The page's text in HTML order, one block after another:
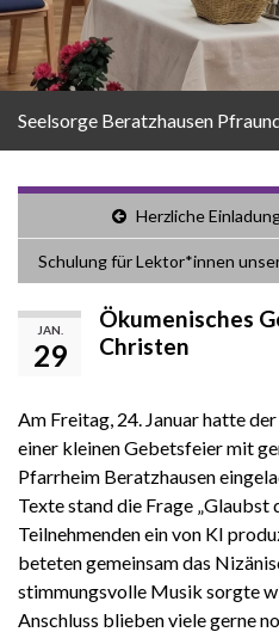
Seelsorge Beratzhausen
Herzliche
Schulung für Lektor*innen
JAN.
29
Ökumenisches
Christen
Am Freitag, 24. Januar hatte
einer kleinen Gebetsfeier mit
Pfarrheim Beratzhausen
Texte stand die Frage „Glaubst
Teilnehmenden ein von KI
beteten gemeinsam das
stimmungsvolle Musik sorgte
Anschluss blieben viele gerne